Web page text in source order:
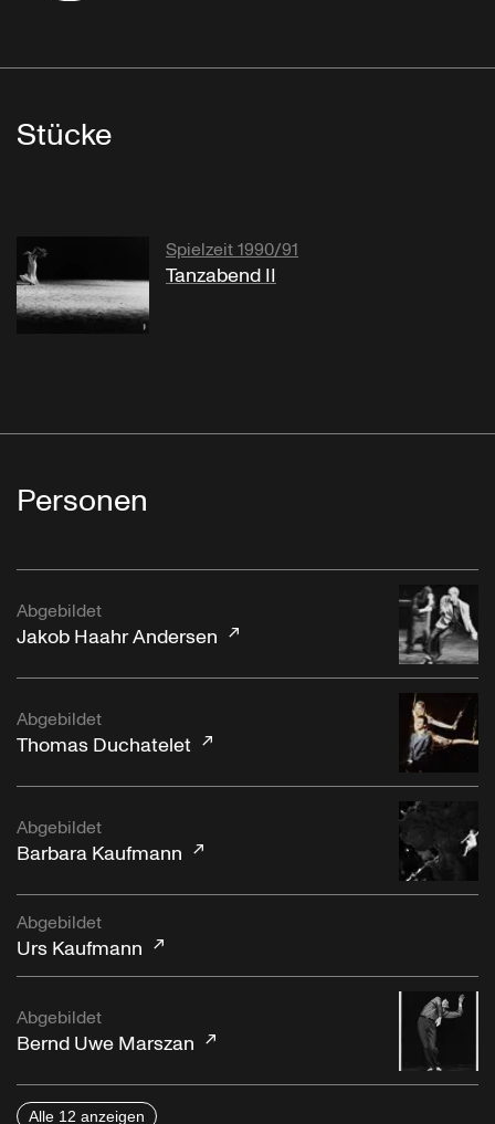
Stücke
Spielzeit 1990/91
Tanzabend II
Personen
Abgebildet
Jakob Haahr Andersen
Abgebildet
Thomas Duchatelet
Abgebildet
Barbara Kaufmann
Abgebildet
Urs Kaufmann
Abgebildet
Bernd Uwe Marszan
Alle 12 anzeigen